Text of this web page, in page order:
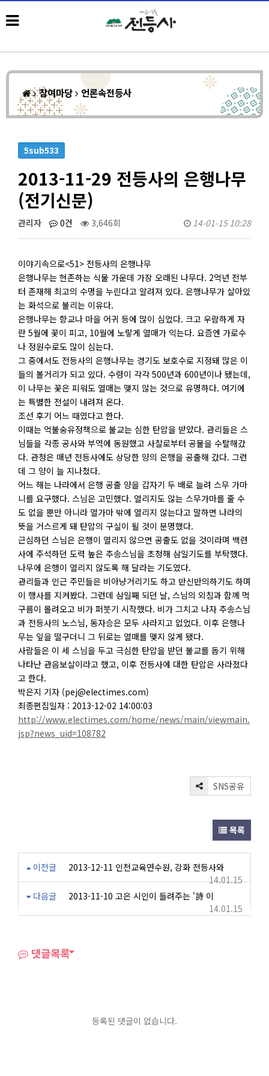
참여마당 언론속전등사
5sub533
2013-11-29 전등사의 은행나무
(전기신문)
관리자 0건 3,646회 14-01-15 10:28
이야기속으로<51> 전등사의 은행나무
은행나무는 현존하는 식물 가운데 가장 오래된 나무다. 2억년 전부
터 존재해 최고의 수명을 누린다고 알려져 있다. 은행나무가 살아있
는 화석으로 불리는 이유다.
은행나무는 향교나 마을 어귀 등에 많이 심었다. 크고 우람하게 자
란 5월에 꽃이 피고, 10월에 노랗게 열매가 익는다. 요즘엔 가로수
나 정원수로도 많이 심는다.
그 중에서도 전등사의 은행나무는 경기도 보호수로 지정돼 많은 이
들의 볼거리가 되고 있다. 수령이 각각 500년과 600년이나 됐는데,
이 나무는 꽃은 피워도 열매는 맺지 않는 것으로 유명하다. 여기에
는 특별한 전설이 내려져 온다.
조선 후기 어느 때였다고 한다.
이때는 억불숭유정책으로 불교는 심한 탄압을 받았다. 관리들은 스
님들을 각종 공사와 부역에 동원했고 사찰로부터 공물을 수탈해갔
다. 관청은 매년 전등사에도 상당한 양의 은행을 공출해 갔다. 그런
데 그 양이 늘 지나쳤다.
어느 해는 나라에서 은행 공출 양을 갑자기 두 배로 늘려 스무 가마
니를 요구했다. 스님은 고민했다. 열리지도 않는 스무가마를 줄 수
도 없을 뿐만 아니라 열가마 밖에 열리지 않는다고 말하면 나라의
뜻을 거스르게 돼 탄압의 구실이 될 것이 분명했다.
근심하던 스님은 은행이 열리지 않으면 공출도 없을 것이라며 백련
사에 주석하던 도력 높은 추송스님을 초청해 삼일기도를 부탁했다.
나무에 은행이 열리지 않도록 해 달라는 기도였다.
관리들과 인근 주민들은 비아냥거리기도 하고 반신반의하기도 하며
이 행사를 지켜봤다. 그런데 삼일째 되던 날, 스님의 외침과 함께 먹
구름이 몰려오고 비가 퍼붓기 시작했다. 비가 그치고 나자 추송스님
과 전등사의 노스님, 동자승은 모두 사라지고 없었다. 이후 은행나
무는 잎을 떨구더니 그 뒤로는 열매를 맺지 않게 됐다.
사람들은 이 세 스님을 두고 극심한 탄압을 받던 불교를 돕기 위해
나타난 관음보살이라고 했고, 이후 전등사에 대한 탄압은 사라졌다
고 한다.
박은지 기자 (pej@electimes.com)
최종편집일자 : 2013-12-02 14:00:03
http://www.electimes.com/home/news/main/viewmain.
jsp?news_uid=108782
SNS공유
목록
이전글
2013-12-11 인천교육연수원, 강화 전등사와
14.01.15
다음글
2013-11-10 고은 시인이 들려주는 '詩 이
14.01.15
댓글목록
등록된 댓글이 없습니다.